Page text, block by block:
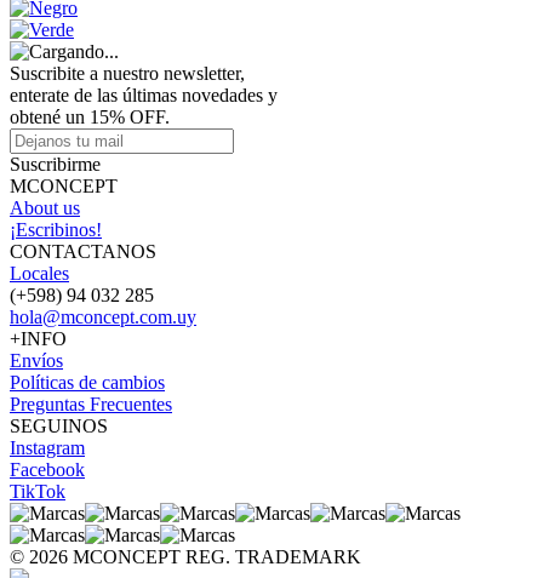
Suscribite a nuestro newsletter,
enterate de las últimas novedades y
obtené un 15% OFF.
Suscribirme
MCONCEPT
About us
¡Escribinos!
CONTACTANOS
Locales
(+598) 94 032 285
hola@mconcept.com.uy
+INFO
Envíos
Políticas de cambios
Preguntas Frecuentes
SEGUINOS
Instagram
Facebook
TikTok
© 2026 MCONCEPT REG. TRADEMARK